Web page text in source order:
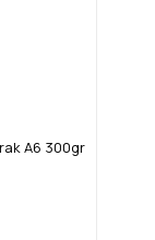
A6 300gr